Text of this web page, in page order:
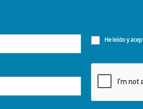
He leído y